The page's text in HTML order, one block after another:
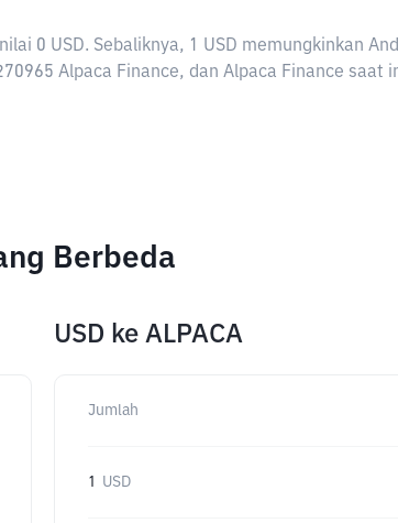
0 USD. Sebaliknya, 1 USD memungkinkan
Alpaca Finance, dan Alpaca Finance
Berbeda
USD ke ALPACA
Jumlah
1 USD